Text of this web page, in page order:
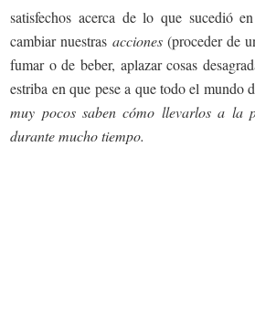
satisfechos acerca de lo que sucedió
cambiar nuestras acciones (proceder de
fumar o de beber, aplazar cosas
estriba en que pese a que todo el mundo
muy pocos saben cómo llevarlos a la
durante mucho tiempo.